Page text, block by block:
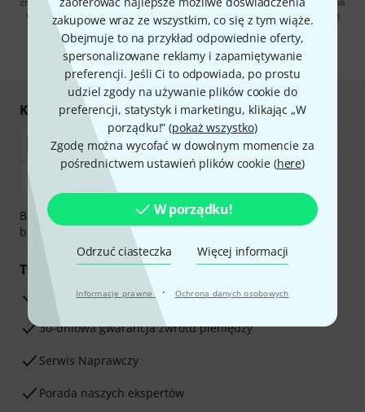
zakupowe wraz ze wszystkim, co się z tym wiąże.
Obejmuje to na przykład odpowiednie oferty,
spersonalizowane reklamy i zapamiętywanie
preferencji. Jeśli Ci to odpowiada, po prostu
udziel zgody na używanie plików cookie do
preferencji, statystyk i marketingu, klikając „W
porządku!” (pokaż wszystko)
Zgodę można wycofać w dowolnym momencie za
pośrednictwem ustawień plików cookie (here)
W porządku!
Odrzuć ciasteczka Więcej informacji
Informacje prawne · Ochrona danych osobowych
temat newslettera można znaleźć w naszychwytycznych dotyczących
ochrony danych ososbowych .
* Wymagany
Kupuj i płać bezpiecznie
Bezpieczna płatność przez Za pobraniem, Przelew
bankowy, PayPal, Blik lub Karta kredytowa.
Twoje korzyści
3-letnia Gwarancja Thomann
30-dniowa gwarancja zwrotu pieniędzy
Serwis Naprawczy
Porada naszych ekspertów